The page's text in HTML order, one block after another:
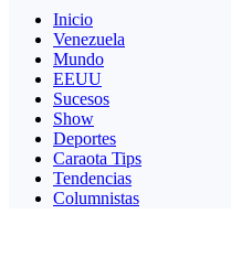
Inicio
Venezuela
Mundo
EEUU
Sucesos
Show
Deportes
Caraota Tips
Tendencias
Columnistas